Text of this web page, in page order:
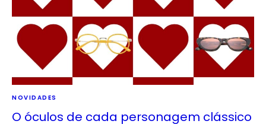
NOVIDADES
O óculos de cada personagem clássico